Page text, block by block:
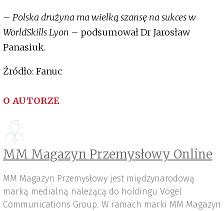
– Polska drużyna ma wielką szansę na sukces w
WorldSkills Lyon – podsumował Dr Jarosław
Panasiuk.
Źródło: Fanuc
O AUTORZE
MM Magazyn Przemysłowy Online
MM Magazyn Przemysłowy jest międzynarodową
marką medialną należącą do holdingu Vogel
Communications Group. W ramach marki MM Magazyn